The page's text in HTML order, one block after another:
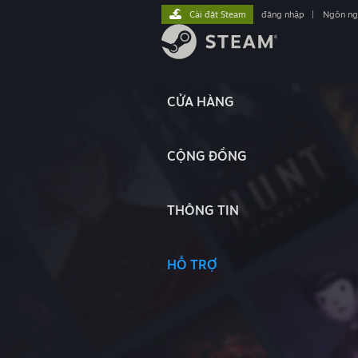
CỬA HÀNG
CỘNG ĐỒNG
THÔNG TIN
HỖ TRỢ
Cài đặt Steam đăng nhập Ngôn